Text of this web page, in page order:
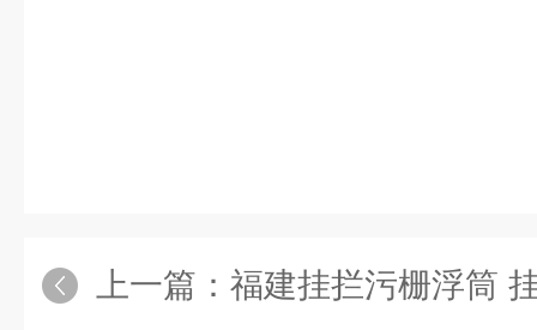
上一篇： 福建挂拦污栅浮筒